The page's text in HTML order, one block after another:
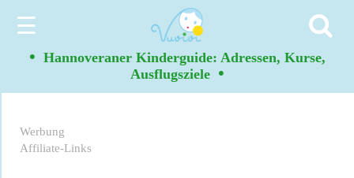
☰
• Hannoveraner Kinderguide: Adressen, Kurse,
Ausflugsziele •
Werbung
Affiliate-Links